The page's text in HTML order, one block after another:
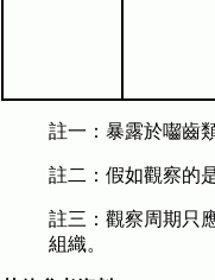
註一：暴露於囓齒
註二：假如觀察的
註三：觀察周期只
組織。